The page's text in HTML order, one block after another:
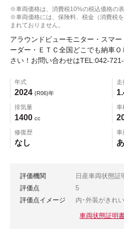
※車両価格は、消費税10%の税込価格の
※車両価格には、保険料、税金（消費税
まれておりません。
アラウンドビューモニター・スマ
ーダー・ＥＴＣ全国どこでも納車
さい！お問い合わせはTEL:042-721-
年式
2024 (R06)年
走
排気量
1400 cc
車
修復歴
なし
車
評価機関
日産車両状態証
評価点
5
評価点イメージ
内･外装がきれ
車両状態証明